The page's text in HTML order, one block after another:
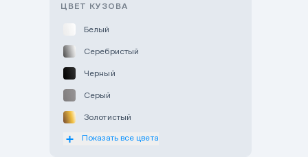
ЦВЕТ КУЗОВА
Белый
Серебристый
Черный
Серый
Золотистый
Оранжевый
Показать все цвета